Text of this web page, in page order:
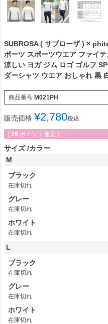
SUBROSA ( サブローザ ) ×
ポーツ スポーツウエア ファイ
涼しい ヨガ ジム ロゴ ゴルフ
ダーシャツ ウエア おしゃれ 黒
商品番号 M021PH
販売価格 ¥2,780税込
[ 28 ポイント進呈 ]
サイズ カラー
M
ブラック
在庫切れ
グレー
在庫切れ
ホワイト
在庫切れ
L
ブラック
在庫切れ
グレー
在庫切れ
ホワイト
在庫切れ